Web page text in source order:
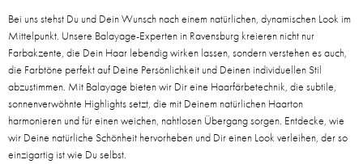
Bei uns stehst Du und Dein Wunsch nach einem natürlichen, dynamischen Look im
Mittelpunkt. Unsere Balayage-Experten in Ravensburg kreieren nicht nur
Farbakzente, die Dein Haar lebendig wirken lassen, sondern verstehen es auch,
die Farbtöne perfekt auf Deine Persönlichkeit und Deinen individuellen Stil
abzustimmen. Mit Balayage bieten wir Dir eine Haarfärbetechnik, die subtile,
sonnenverwöhnte Highlights setzt, die mit Deinem natürlichen Haarton
harmonieren und für einen weichen, nahtlosen Übergang sorgen. Entdecke, wie
wir Deine natürliche Schönheit hervorheben und Dir einen Look verleihen, der so
einzigartig ist wie Du selbst.